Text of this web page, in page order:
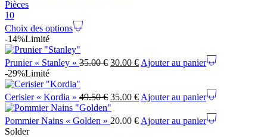
Pièces
10
Choix des options
-14%Limité
Prunier « Stanley » 35.00€ 30.00 € Ajouter au panier
-29%Limité
Cerisier « Kordia » 49.50€ 35.00 € Ajouter au panier
Pommier Nains « Golden » 20.00 € Ajouter au panier
Solder